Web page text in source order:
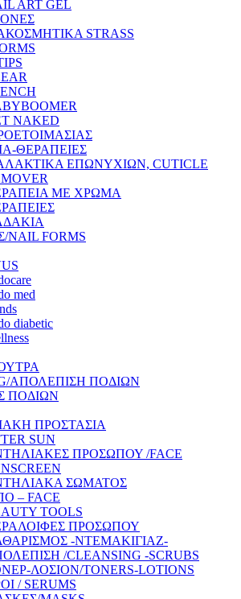
ART GEL
STRASS
NAKED
ΘΕΡΑΠΕΙΕΣ
ΕΠΩΝΥΧΙΩΝ, CUTICLE
ΜΕ ΧΡΩΜΑ
FORMS
med
diabetic
ΑΠΟΛΕΠΙΣΗ ΠΟΔΙΩΝ
ΠΟΔΙΩΝ
ΠΡΟΣΤΑΣΙΑ
SUN
ΠΡΟΣΩΠΟΥ /FACE
ΣΩΜΑΤΟΣ
– FACE
TOOLS
ΠΡΟΣΩΠΟΥ
-ΝΤΕΜΑΚΙΓΙΑΖ-
/CLEANSING -SCRUBS
ΛΟΣΙΟΝ/TONERS-LOTIONS
/ SERUMS